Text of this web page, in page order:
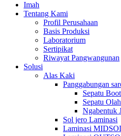
Imah
Tentang Kami
Profil Perusahaan
Basis Produksi
Laboratorium
Sertipikat
Riwayat Pangwangunan
Solusi
Alas Kaki
Panggabungan
Sepatu
Sepatu
Ngabentuk
Sol jero Laminasi
Laminasi